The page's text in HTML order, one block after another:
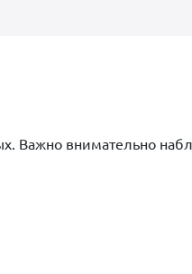
Важно внимательно